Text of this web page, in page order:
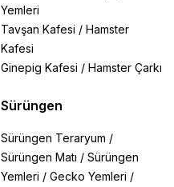
Yemleri
Tavşan Kafesi / Hamster
Kafesi
Ginepig Kafesi / Hamster Çarkı
Sürüngen
Sürüngen Teraryum /
Sürüngen Matı / Sürüngen
Yemleri / Gecko Yemleri /